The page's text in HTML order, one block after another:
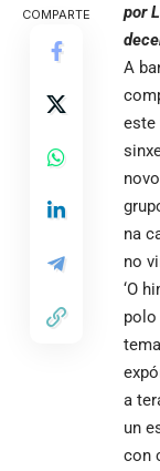
COMPARTE
por
A
este
na
no
‘O
polo
a
un
con